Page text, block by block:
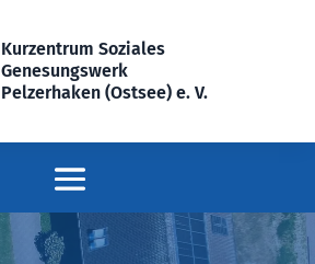
Kurzentrum Soziales
Genesungswerk
Pelzerhaken (Ostsee) e. V.